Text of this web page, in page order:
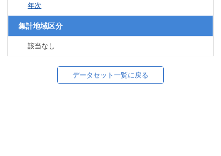
年次
集計地域区分
該当なし
データセット一覧に戻る